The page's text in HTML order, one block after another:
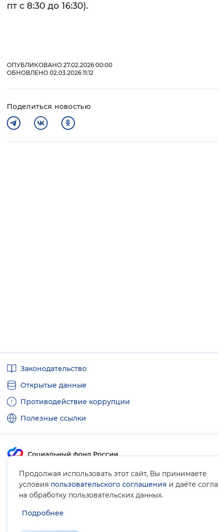
пт с 8:30 до 16:30).
ОПУБЛИКОВАНО 27.02.2026 00:00
ОБНОВЛЕНО 02.03.2026 11:12
Поделиться новостью
Продолжая использовать этот сайт, Вы принимаете
условия пользовательского соглашения и даёте
на обработку пользовательских данных.
Подробнее
ссылкиЗаконодательство
Открытые данные
Противодействие коррупции
Полезные ссылки
Карта сайта